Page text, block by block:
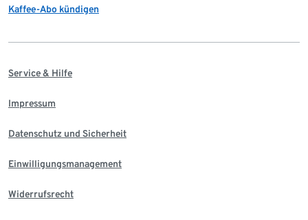
Kaffee-Abo kündigen
Service & Hilfe
Impressum
Datenschutz und Sicherheit
Einwilligungsmanagement
Widerrufsrecht